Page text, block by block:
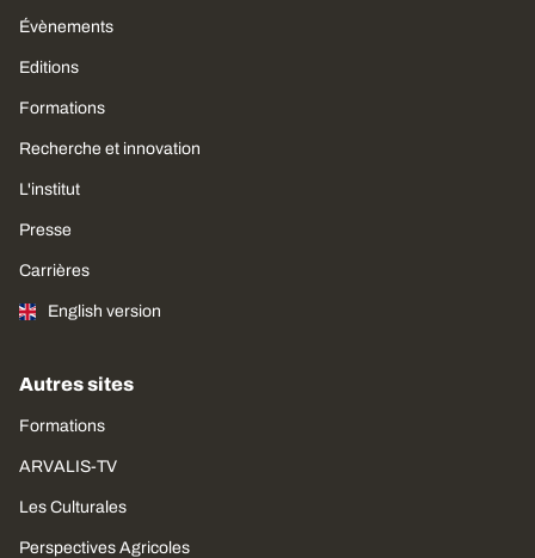
Évènements
Editions
Formations
Recherche et innovation
L'institut
Presse
Carrières
English version
Autres sites
Formations
ARVALIS-TV
Les Culturales
Perspectives Agricoles